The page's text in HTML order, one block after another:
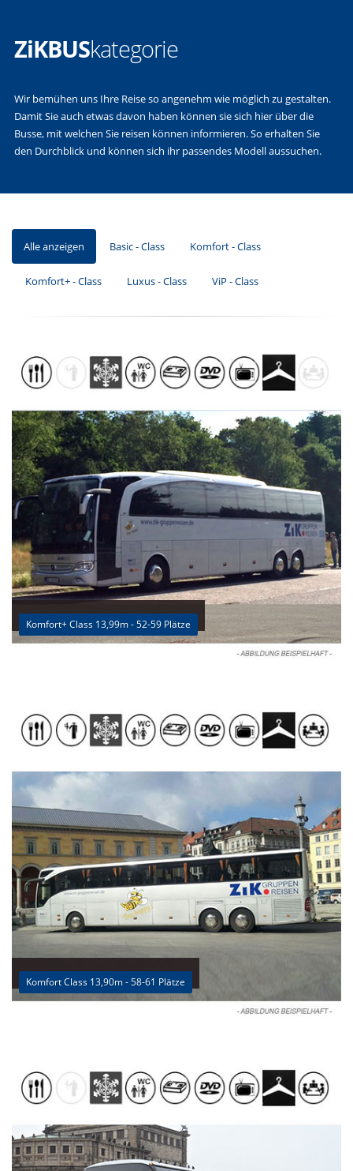
ZiKBUSkategorie
Wir bemühen uns Ihre Reise so angenehm wie möglich zu gestalten.
Damit Sie auch etwas davon haben können sie sich hier über die
Busse, mit welchen Sie reisen können informieren. So erhalten Sie
den Durchblick und können sich ihr passendes Modell aussuchen.
Alle anzeigen Basic - Class Komfort - Class
Komfort+ - Class Luxus - Class ViP - Class
Komfort+ Class 13,99m - 52-59 Plätze
Komfort Class 13,90m - 58-61 Plätze